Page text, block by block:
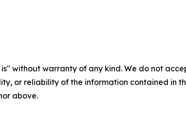
is" without warranty of any kind. We do not
or reliability of the information contained in
above.